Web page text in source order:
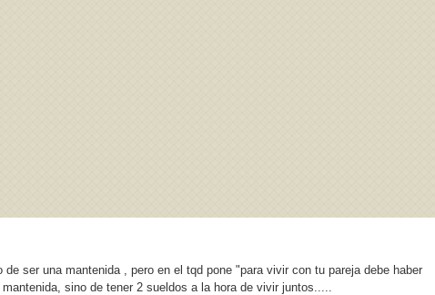
de ser una mantenida , pero en el tqd pone "para vivir con tu pareja debe haber
sino de tener 2 sueldos a la hora de vivir juntos.....